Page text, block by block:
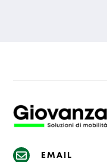
Richiesta
La richiesta
 EMAIL